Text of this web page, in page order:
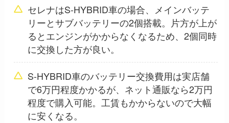
セレナはS-HYBRID車の場合、メインバッテ
リーとサブバッテリーの2個搭載。片方が上が
るとエンジンがかからなくなるため、2個同時
に交換した方が良い。
S-HYBRID車のバッテリー交換費用は実店舗
で6万円程度かかるが、ネット通販なら2万円
程度で購入可能。工賃もかからないので大幅
に安くなる。